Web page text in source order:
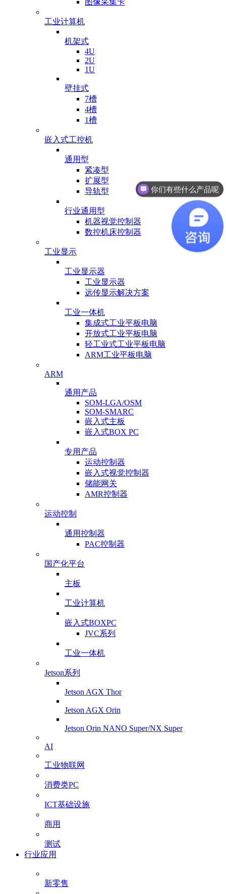
工业计算机
机架式
4U
2U
1U
壁挂式
7槽
4槽
1槽
嵌入式工控机
通用型
紧凑型
扩展型
导轨型
行业通用型
机器视觉控制器
数控机床控制器
工业显示
工业显示器
工业显示器
远传显示解决方案
工业一体机
集成式工业平板电脑
开放式工业平板电脑
轻工业式工业平板电脑
ARM工业平板电脑
ARM
通用产品
SOM-LGA/OSM
SOM-SMARC
嵌入式主板
嵌入式BOX PC
专用产品
运动控制器
嵌入式视觉控制器
储能网关
AMR控制器
运动控制
通用控制器
PAC控制器
国产化平台
主板
工业计算机
嵌入式BOXPC
JVC系列
工业一体机
Jetson系列
Jetson AGX Thor
Jetson AGX Orin
Jetson Orin NANO Super/NX Super
AI
工业物联网
消费类PC
ICT基础设施
商用
测试
行业应用
新零售
有业务可以对接吗